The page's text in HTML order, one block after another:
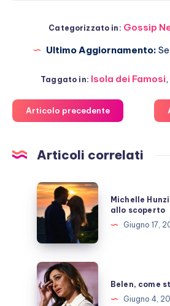
Categorizzato in: Gossip
Ultimo Aggiornamento:
Taggato in: Isola dei Famosi,
Articolo precedente
Articoli correlati
Michelle
Hunziker
e
Berruti
allo
scoperto
Michelle
allo scoperto
Giugno 17,
Belen,
come
sta
Belen, come
Giugno 4,